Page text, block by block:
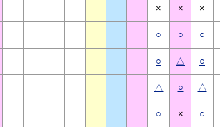
× × ×
○ ○ ○
○ △ ○
△ ○ △
○ × ○